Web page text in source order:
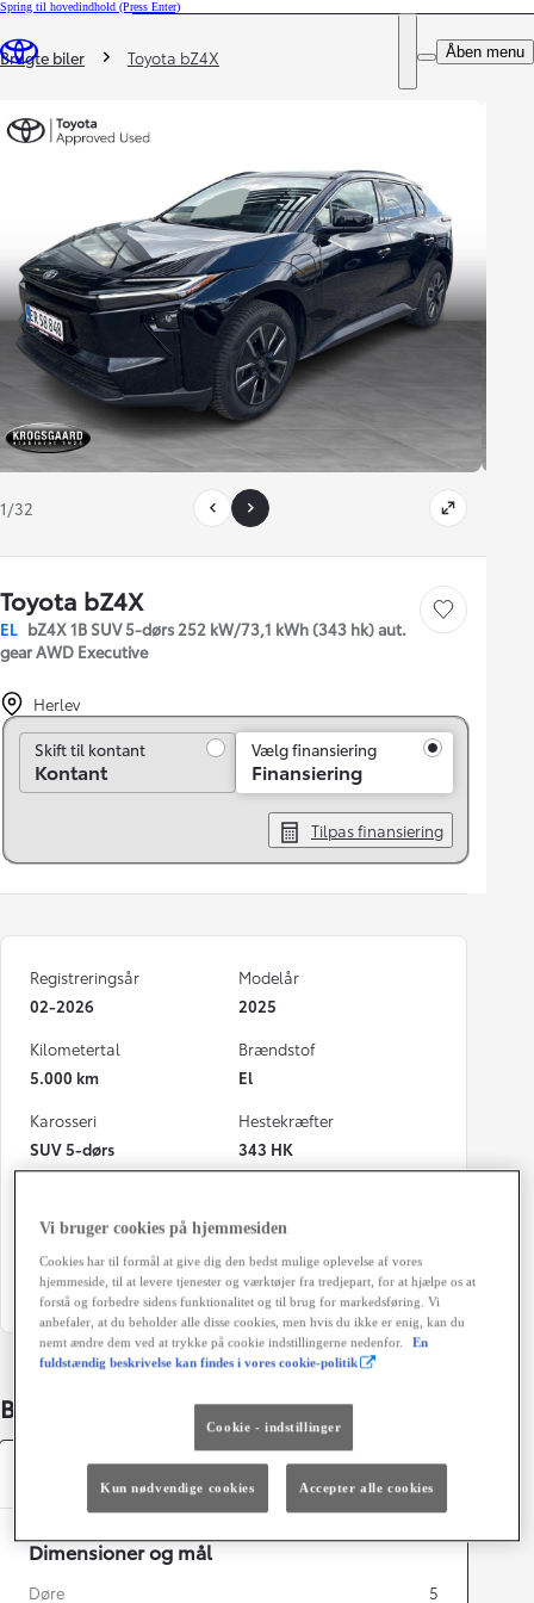
Spring til hovedindhold (Press Enter)
Book prøvetur
DEALER NAME
Åben menu
Du er her
Brugte biler Toyota bZ4X
1/32
Toyota bZ4X
EL bZ4X 1B SUV 5-dørs 252 kW/73,1 kWh (343 hk) aut.
gear AWD Executive
Gem bil
Herlev
Skift til kontant
Skift til kontant
Kontant
Vælg finansiering
Finansiering
Tilpas finansiering
Registreringsår
02-2026
Modelår
2025
Kilometertal
5.000 km
Brændstof
El
Karosseri
SUV 5-dørs
Hestekræfter
343 HK
Automatisk gearkasse
5
Farve
218 Attitude Black
Grøn ejerafgift (årligt)
920 kr.
Bildetaljer
Specifikationer
Dimensioner og mål
Døre
5
Vi bruger cookies på hjemmesiden
Cookies har til formål at give dig den bedst mulige oplevelse af vores
hjemmeside, til at levere tjenester og værktøjer fra tredjepart, for at hjælpe os at
forstå og forbedre sidens funktionalitet og til brug for markedsføring. Vi
anbefaler, at du beholder alle disse cookies, men hvis du ikke er enig, kan du
nemt ændre dem ved at trykke på cookie indstillingerne nedenfor.
En
fuldstændig beskrivelse kan findes i vores cookie-politik
Cookie - indstillinger
Kun nødvendige cookies Accepter alle cookies